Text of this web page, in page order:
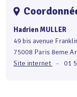
Hadrien MULLER
49 bis avenue
75008 Paris 8eme
Site internet
- 01